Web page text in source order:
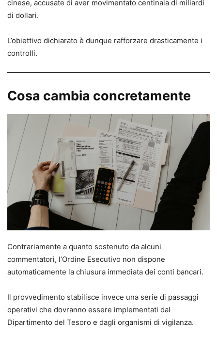
cinese, accusate di aver movimentato centinaia di miliardi
di dollari.
L’obiettivo dichiarato è dunque rafforzare drasticamente i
controlli.
Cosa cambia concretamente
Contrariamente a quanto sostenuto da alcuni
commentatori, l’Ordine Esecutivo non dispone
automaticamente la chiusura immediata dei conti bancari.
Il provvedimento stabilisce invece una serie di passaggi
operativi che dovranno essere implementati dal
Dipartimento del Tesoro e dagli organismi di vigilanza.